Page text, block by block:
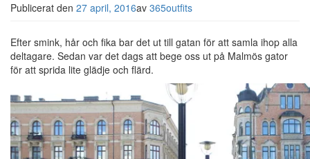
Publicerat den 27 april, 2016av 365outfits
Efter smink, hår och fika bar det ut till gatan för att samla ihop alla
deltagare. Sedan var det dags att bege oss ut på Malmös gator
för att sprida lite glädje och flärd.